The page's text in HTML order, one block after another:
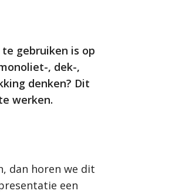
gebruiken is op
, dek-,
denken? Dit
werken.
dan horen we dit
een